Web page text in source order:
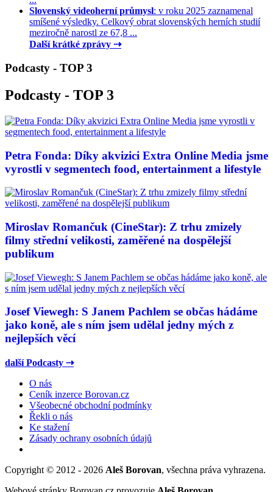
Slovenský videoherní průmysl: v roku 2025 zaznamenal
smíšené výsledky. Celkový obrat slovenských herních studií
meziročně narostl ze 67,8 ...
Další krátké zprávy ⇢
Podcasty - TOP 3
Podcasty - TOP 3
Petra Fonda: Díky akvizici Extra Online Media jsme
vyrostli v segmentech food, entertainment a lifestyle
Miroslav Romančuk (CineStar): Z trhu zmizely
filmy střední velikosti, zaměřené na dospělejší
publikum
Josef Viewegh: S Janem Pachlem se občas hádáme
jako koně, ale s ním jsem udělal jedny mých z
nejlepších věcí
další Podcasty ⇢
O nás
Ceník inzerce Borovan.cz
Všeobecné obchodní podmínky
Řekli o nás
Ke stažení
Zásady ochrany osobních údajů
Copyright © 2012 - 2026 Aleš Borovan, všechna práva vyhrazena.